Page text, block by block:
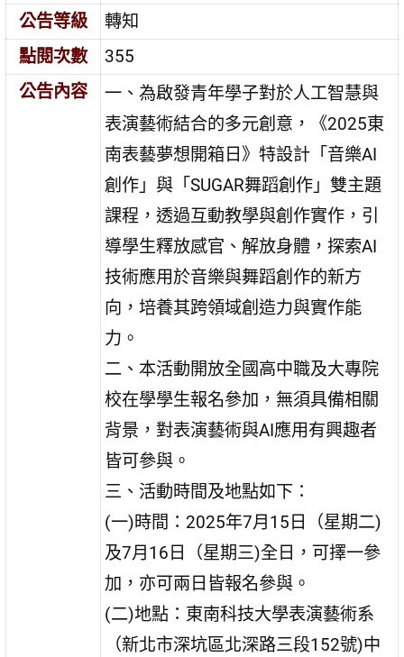
公告等級
轉知
點閱次數
355
公告內容
一、為啟發青年學子對於人工智慧與
表演藝術結合的多元創意，《2025東
南表藝夢想開箱日》特設計「音樂AI
創作」與「SUGAR舞蹈創作」雙主題
課程，透過互動教學與創作實作，引
導學生釋放感官、解放身體，探索AI
技術應用於音樂與舞蹈創作的新方
向，培養其跨領域創造力與實作能
力。
二、本活動開放全國高中職及大專院
校在學學生報名參加，無須具備相關
背景，對表演藝術與AI應用有興趣者
皆可參與。
三、活動時間及地點如下：
(一)時間：2025年7月15日（星期二)
及7月16日（星期三)全日，可擇一參
加，亦可兩日皆報名參與。
(二)地點：東南科技大學表演藝術系
（新北市深坑區北深路三段152號)中